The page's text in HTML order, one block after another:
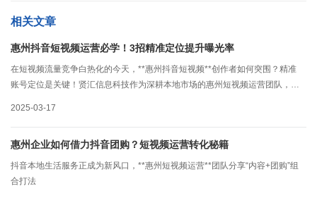
相关文章
惠州抖音短视频运营必学！3招精准定位提升曝光率
在短视频流量竞争白热化的今天，**惠州抖音短视频**创作者如何突围？精准
账号定位是关键！贤汇信息科技作为深耕本地市场的惠州短视频运营团队，我
2025-03-17
惠州企业如何借力抖音团购？短视频运营转化秘籍
抖音本地生活服务正成为新风口，**惠州短视频运营**团队分享“内容+团购”组
合打法